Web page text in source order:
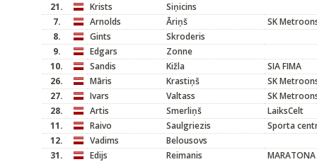
21.
Krists
Siņicins
7.
Arnolds Āriņš
SK
8.
Gints
Skroderis
9.
Edgars
Zonne
10.
Sandis Kižla
SIA FIMA
26.
Māris Krastiņš
SK
27.
Ivars Valtass
SK
28.
Artis Smerliņš
LaiksCelt
11.
Raivo Saulgriezis
Sporta
12.
Vadims
Belousovs
31.
Edijs Reimanis